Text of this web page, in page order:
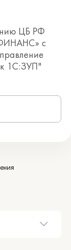
вас
и
ЦБ РФ
с
1С:ЗУП"